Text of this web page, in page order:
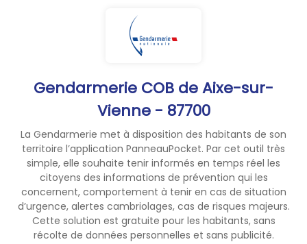
Gendarmerie COB de Aixe-sur-
Vienne - 87700
La Gendarmerie met à disposition des habitants de son
territoire l’application PanneauPocket. Par cet outil très
simple, elle souhaite tenir informés en temps réel les
citoyens des informations de prévention qui les
concernent, comportement à tenir en cas de situation
d’urgence, alertes cambriolages, cas de risques majeurs.
Cette solution est gratuite pour les habitants, sans
récolte de données personnelles et sans publicité.
interphone...
Protéger fenêtres et
ouvertures (fermer les volets)
détecteur de mouvements ;
caméras)
votre propriété, ne pas laisser
les portes de devant non
verrouillées
Pour tous comportements ou
véhicules suspects le signaler
en faisantle 17